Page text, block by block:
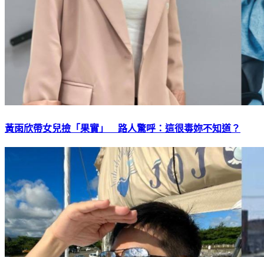
黃雨欣帶女兒撿「果實」 路人驚呼：這很毒妳不知道？